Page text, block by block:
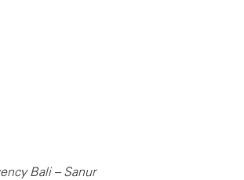
Bali – Sanur